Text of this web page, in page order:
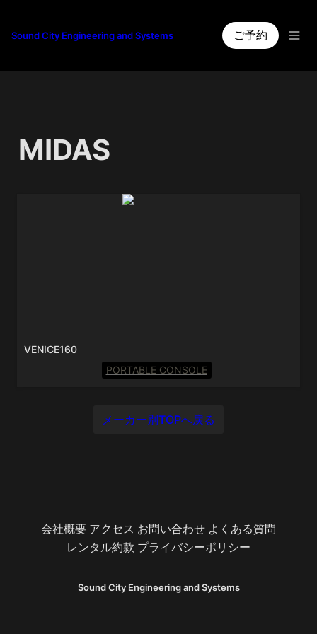
Sound City Engineering and Systems ご予約
MIDAS
VENICE160
VENICE160
PORTABLE CONSOLE
メーカー別TOPへ戻る
Sound City Engineering and Systems
会社概要 アクセス お問い合わせ よくある質問
レンタル約款 プライバシーポリシー